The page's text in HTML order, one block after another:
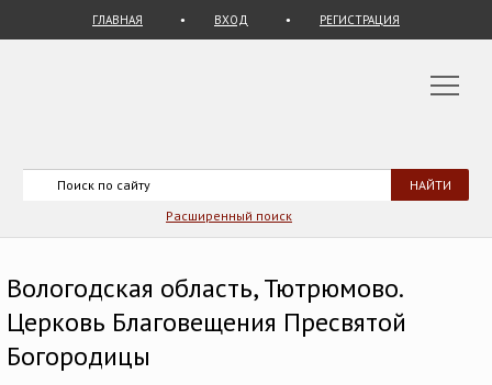
ГЛАВНАЯ ВХОД РЕГИСТРАЦИЯ
Расширенный поиск
Вологодская область, Тютрюмово.
Церковь Благовещения Пресвятой
Богородицы